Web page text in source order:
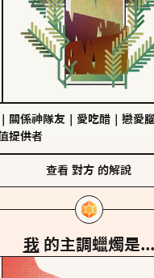
關係神隊友 愛吃醋 戀愛
提供者
查看 對方 的解說
我 的主調蠟燭是...